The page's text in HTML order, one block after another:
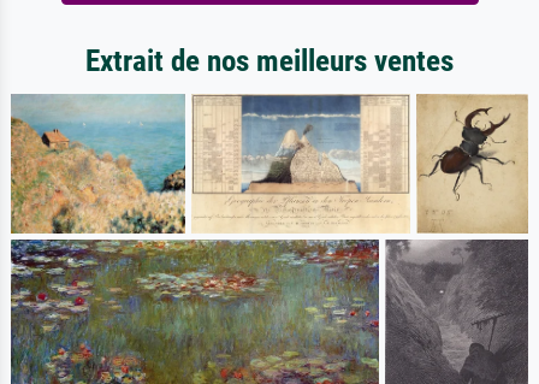
Extrait de nos meilleurs ventes